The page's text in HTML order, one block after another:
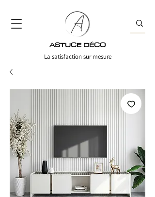
ASTUCE DÉCO
La satisfaction sur mesure